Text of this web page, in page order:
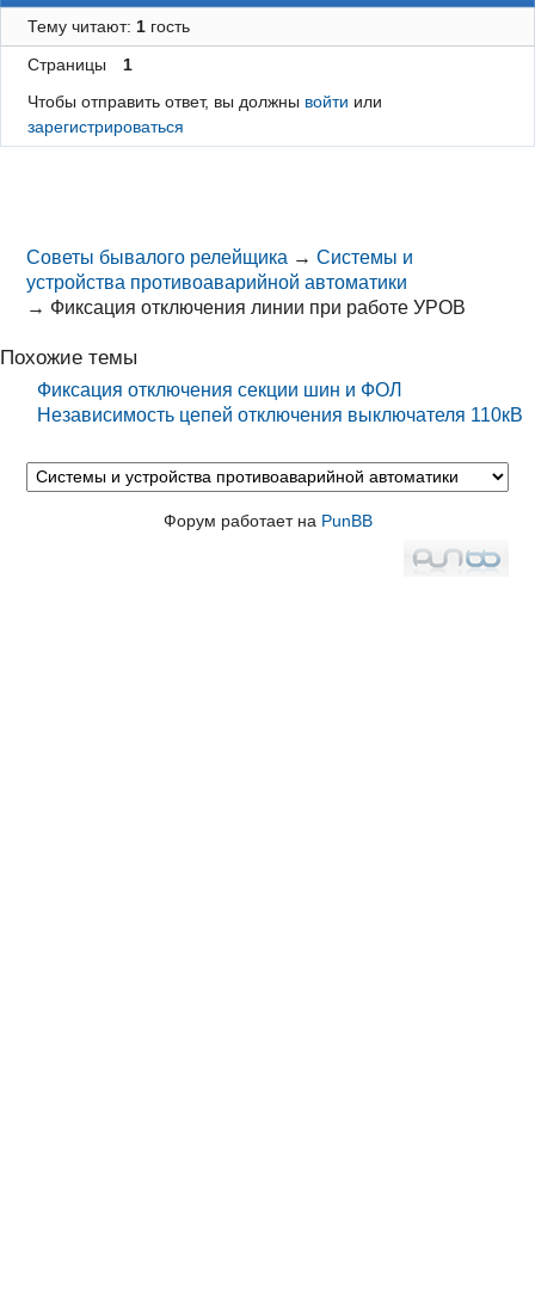
Тему читают: 1гость
Страницы
1
Чтобы отправить ответ, вы должны войти или
зарегистрироваться
Советы бывалого релейщика →Системы и
устройства противоаварийной автоматики
→ Фиксация отключения линии при работе УРОВ
Похожие темы
Фиксация отключения секции шин и ФОЛ
Независимость цепей отключения выключателя 110кВ
Форум работает на PunBB